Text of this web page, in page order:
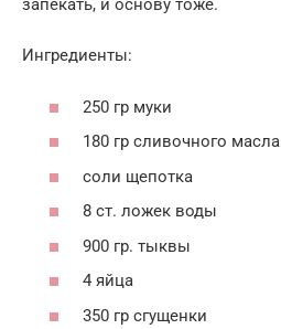
запекать, и основу тоже.
Ингредиенты:
250 гр муки
180 гр сливочного масла
соли щепотка
8 ст. ложек воды
900 гр. тыквы
4 яйца
350 гр сгущенки